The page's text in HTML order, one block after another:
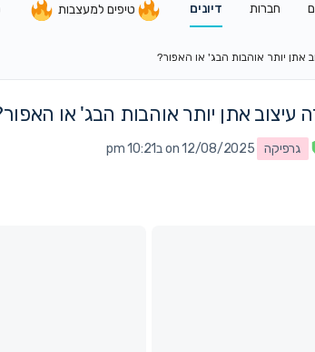
חברות דיונים טיפים למעצבות
אתן יותר אוהבות הבג' או האפור?
עיצוב אתן יותר אוהבות הבג' או
גרפיקה on 12/08/2025 ב10:21 pm